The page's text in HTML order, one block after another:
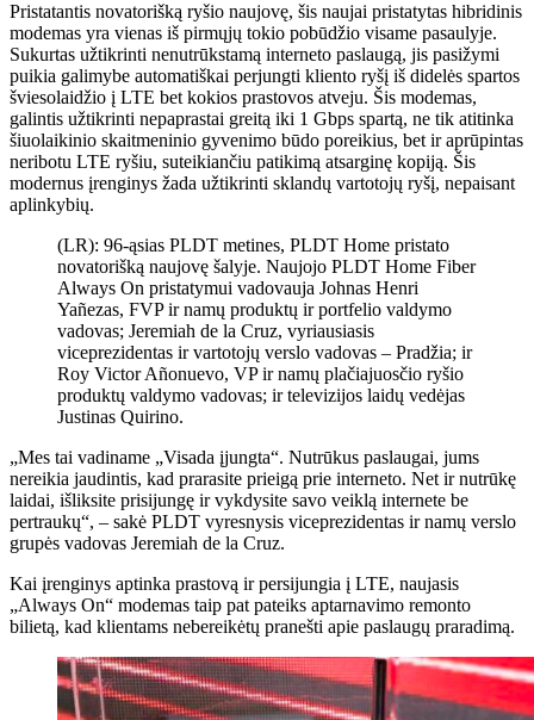
Pristatantis novatorišką ryšio naujovę, šis naujai pristatytas hibridinis
modemas yra vienas iš pirmųjų tokio pobūdžio visame pasaulyje.
Sukurtas užtikrinti nenutrūkstamą interneto paslaugą, jis pasižymi
puikia galimybe automatiškai perjungti kliento ryšį iš didelės spartos
šviesolaidžio į LTE bet kokios prastovos atveju. Šis modemas,
galintis užtikrinti nepaprastai greitą iki 1 Gbps spartą, ne tik atitinka
šiuolaikinio skaitmeninio gyvenimo būdo poreikius, bet ir aprūpintas
neribotu LTE ryšiu, suteikiančiu patikimą atsarginę kopiją. Šis
modernus įrenginys žada užtikrinti sklandų vartotojų ryšį, nepaisant
aplinkybių.
(LR): 96-ąsias PLDT metines, PLDT Home pristato
novatorišką naujovę šalyje. Naujojo PLDT Home Fiber
Always On pristatymui vadovauja Johnas Henri
Yañezas, FVP ir namų produktų ir portfelio valdymo
vadovas; Jeremiah de la Cruz, vyriausiasis
viceprezidentas ir vartotojų verslo vadovas – Pradžia; ir
Roy Victor Añonuevo, VP ir namų plačiajuosčio ryšio
produktų valdymo vadovas; ir televizijos laidų vedėjas
Justinas Quirino.
„Mes tai vadiname „Visada įjungta“. Nutrūkus paslaugai, jums
nereikia jaudintis, kad prarasite prieigą prie interneto. Net ir nutrūkę
laidai, išliksite prisijungę ir vykdysite savo veiklą internete be
pertraukų“, – sakė PLDT vyresnysis viceprezidentas ir namų verslo
grupės vadovas Jeremiah de la Cruz.
Kai įrenginys aptinka prastovą ir persijungia į LTE, naujasis
„Always On“ modemas taip pat pateiks aptarnavimo remonto
bilietą, kad klientams nebereikėtų pranešti apie paslaugų praradimą.